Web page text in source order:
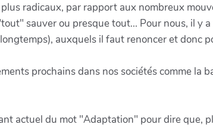
radicaux, par rapport aux nombreux
sauver ou presque tout... Pour nous, il y
auxquels il faut renoncer et donc
prochains dans nos sociétés comme la
actuel du mot "Adaptation" pour dire que,